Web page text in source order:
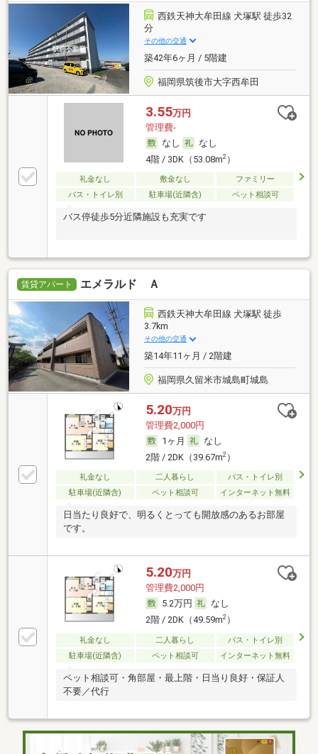
西鉄天神大牟田線 犬塚駅 徒歩32
分
その他の交通
築42年6ヶ月 / 5階建
福岡県筑後市大字西牟田
3.55万円
管理費-
なし
なし
4階 / 3DK（53.08m2）
礼金なし 敷金なし
ファミリー
バス・トイレ別
駐車場(近隣含) ペット相談可
バス停徒歩5分近隣施設も充実です
賃貸アパート エメラルド Ａ
西鉄天神大牟田線 犬塚駅 徒歩
3.7km
その他の交通
築14年11ヶ月 / 2階建
福岡県久留米市城島町城島
5.20万円
管理費2,000円
1ヶ月
なし
2階 / 2DK（39.67m2）
礼金なし 二人暮らし
バス・トイレ別
駐車場(近隣含)
ペット相談可 インターネット無料
日当たり良好で、明るくとっても開放感のあるお部屋
です。
5.20万円
管理費2,000円
5.2万円
なし
2階 / 2DK（49.59m2）
礼金なし 二人暮らし
バス・トイレ別
駐車場(近隣含)
ペット相談可 インターネット無料
ペット相談可・角部屋・最上階・日当り良好・保証人
不要／代行